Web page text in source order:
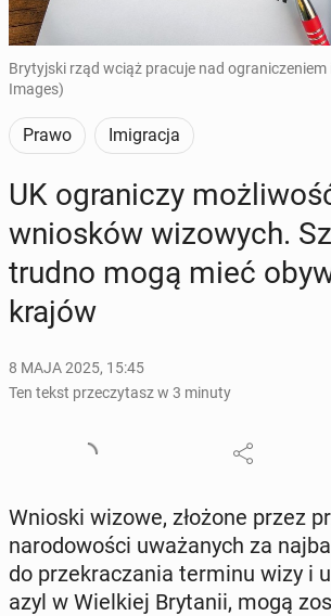
Brytyjski rząd wciąż pracuje nad
Images)
Prawo Imigracja
UK ogra­ni­czy
wnio­sków wi­zo­wych.
trudno mogą mieć
krajów
8 MAJA 2025, 15:45
Ten tekst przeczytasz w 3 minuty
Wnioski wizowe, złożone przez
na­ro­do­wo­ści uwa­ża­nych za
do prze­kra­cza­nia terminu wizy i
azyl w Wiel­kiej Bry­ta­nii, mogą